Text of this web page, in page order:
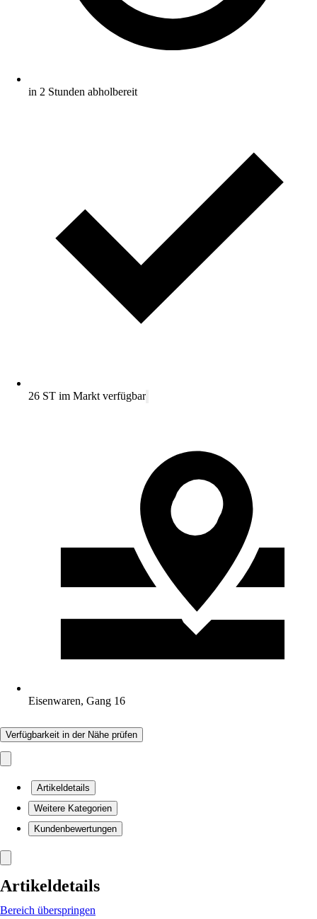
in 2 Stunden abholbereit
26 ST im Markt verfügbar
Eisenwaren, Gang 16
Verfügbarkeit in der Nähe prüfen
Artikeldetails
Weitere Kategorien
Kundenbewertungen
Artikeldetails
Bereich überspringen